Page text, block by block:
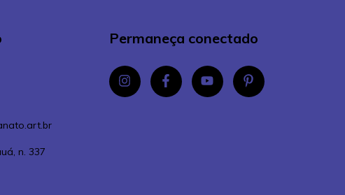
n. 337
Permaneça conectado